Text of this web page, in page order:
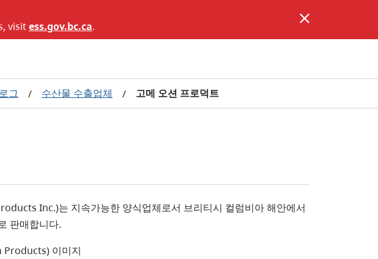
visitess.gov.bc.ca.
그 / 수산물 수출업체 / 고메 오션 프로덕트
Inc.)는 지속가능한 양식업체로서 브리티시 컬럼비아 해안에서
판매합니다.